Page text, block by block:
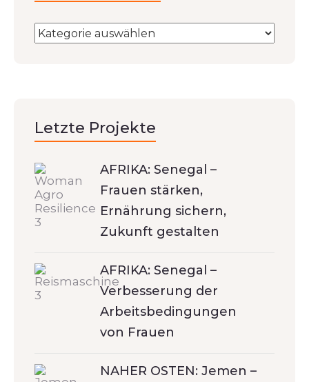
Letzte Projekte
AFRIKA: Senegal –
Frauen stärken,
Ernährung sichern,
Zukunft gestalten
AFRIKA: Senegal –
Verbesserung der
Arbeitsbedingungen
von Frauen
NAHER OSTEN: Jemen –